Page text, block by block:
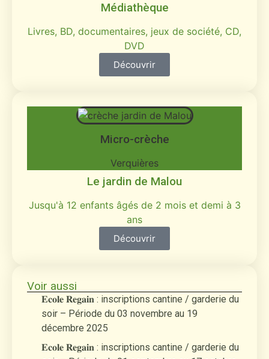
Médiathèque
Livres, BD, documentaires, jeux de société, CD,
DVD
Découvrir
Micro-crèche
Verquières
Le jardin de Malou
Jusqu'à 12 enfants âgés de 2 mois et demi à 3
ans
Découvrir
Voir aussi
𝐄𝐜𝐨𝐥𝐞 𝐑𝐞𝐠𝐚𝐢𝐧 : inscriptions cantine / garderie du
soir – Période du 03 novembre au 19
décembre 2025
𝐄𝐜𝐨𝐥𝐞 𝐑𝐞𝐠𝐚𝐢𝐧 : inscriptions cantine / garderie du